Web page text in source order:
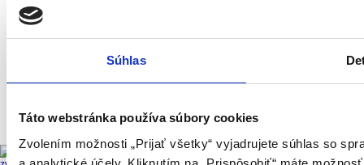
Súhlas
Táto webstránka používa súbory cookies
Zvolením možnosti „Prijať všetky“ vyjadrujete súhlas so
Publikovanie a šírenie obsahu vrátane loga a siluety krasokorčuliarky v ňom použitej je bez